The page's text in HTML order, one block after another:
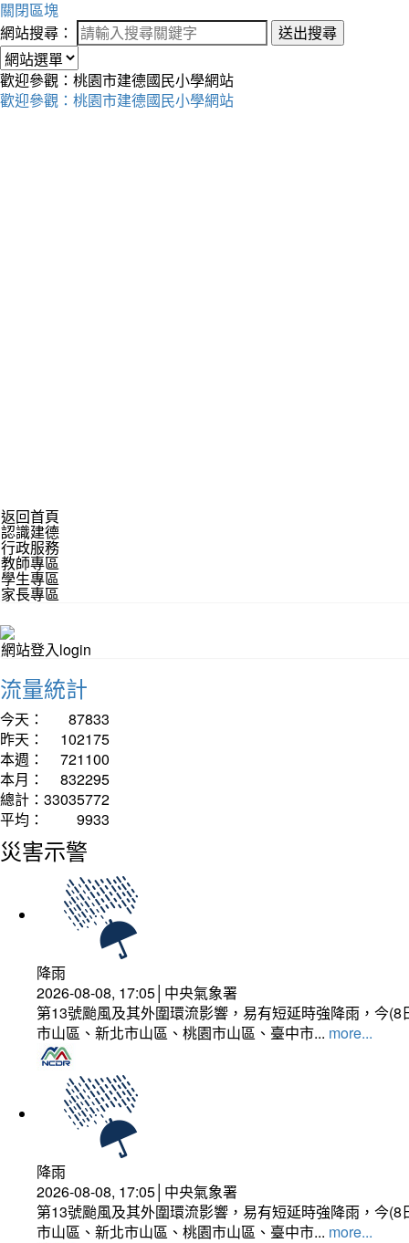
關閉區塊
網站搜尋：
送出搜尋
歡迎參觀：桃園市建德國民小學網站
歡迎參觀：桃園市建德國民小學網站
返回首頁
認識建德
行政服務
教師專區
學生專區
家長專區
網站登入login
流量統計
今天：
87833
昨天：
102175
本週：
721100
本月：
832295
總計： 33035772
平均：
9933
災害示警
降雨
2026-08-08, 17:05│中央氣象署
第13號颱風及其外圍環流影響，易有短延時強降雨，今
市山區、新北市山區、桃園市山區、臺中市... more...
降雨
2026-08-08, 17:05│中央氣象署
第13號颱風及其外圍環流影響，易有短延時強降雨，今
市山區、新北市山區、桃園市山區、臺中市... more...